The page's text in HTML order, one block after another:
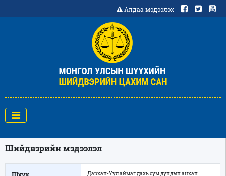
Алдаа мэдээлэх
Шийдвэрийн мэдээлэл
Дархан-Уул аймаг дахь сум дундын анхан